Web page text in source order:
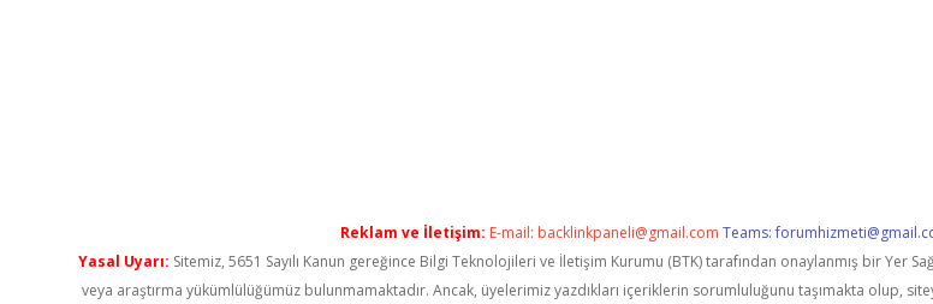
Reklam ve İletişim: E-mail: backlinkpaneli@gmail.com Teams:
Yasal Uyarı: Sitemiz, 5651 Sayılı Kanun gereğince Bilgi Teknolojileri ve İletişim Kurumu (BTK) tarafından onaylanmış bir
veya araştırma yükümlülüğümüz bulunmamaktadır. Ancak, üyelerimiz yazdıkları içeriklerin sorumluluğunu taşımakta olup,